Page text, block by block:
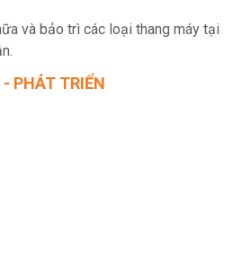
và bảo trì các loại thang máy tại
PHÁT TRIỂN